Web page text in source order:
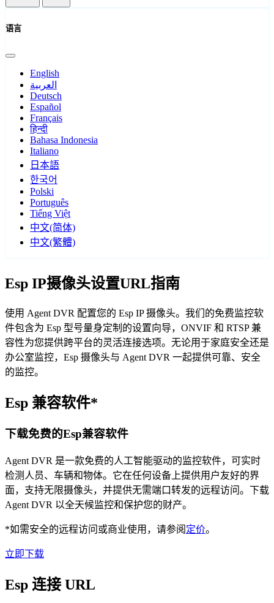
语言
English
العربية
Deutsch
Español
Français
हिन्दी
Bahasa Indonesia
Italiano
日本語
한국어
Polski
Português
Tiếng Việt
中文(简体)
中文(繁體)
Esp IP摄像头设置URL指南
使用 Agent DVR 配置您的 Esp IP 摄像头。我们的免费监控软
件包含为 Esp 型号量身定制的设置向导，ONVIF 和 RTSP 兼
容性为您提供跨平台的灵活连接选项。无论用于家庭安全还是
办公室监控，Esp 摄像头与 Agent DVR 一起提供可靠、安全
的监控。
Esp 兼容软件*
下载免费的Esp兼容软件
Agent DVR 是一款免费的人工智能驱动的监控软件，可实时
检测人员、车辆和物体。它在任何设备上提供用户友好的界
面，支持无限摄像头，并提供无需端口转发的远程访问。下载
Agent DVR 以全天候监控和保护您的财产。
*如需安全的远程访问或商业使用，请参阅 定价。
立即下载
Esp 连接 URL